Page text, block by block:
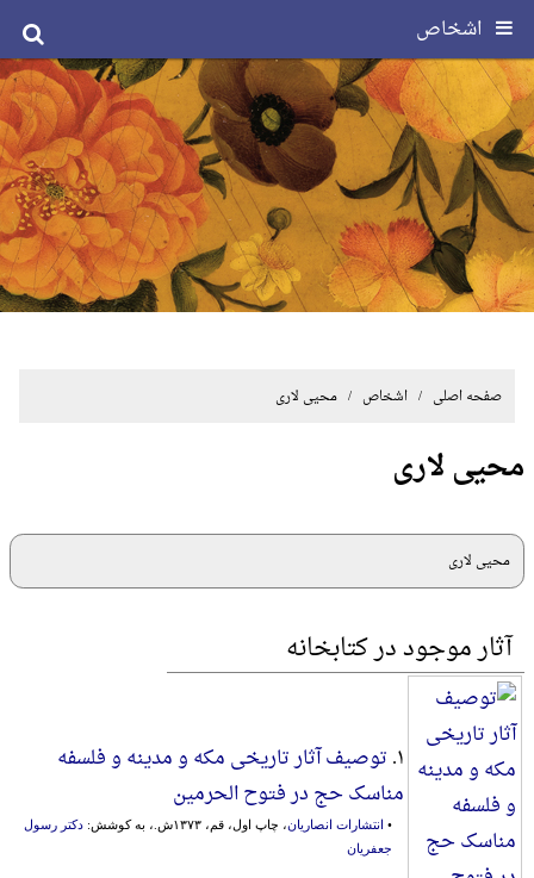
اشخاص
صفحه اصلی / اشخاص / محیی لاری
محیی لاری
محیی لاری
آثار موجود در کتابخانه
۱. توصیف آثار تاریخی مکه و مدینه و فلسفه
مناسک حج در فتوح الحرمین
• انتشارات انصاریان، چاپ اول، قم، ۱۳۷۳ش.، به کوشش:
دکتر رسول
جعفریان